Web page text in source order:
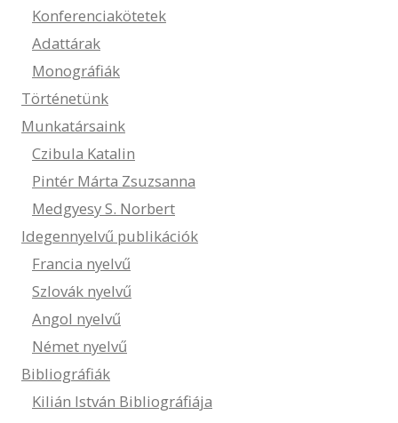
Konferenciakötetek
Adattárak
Monográfiák
Történetünk
Munkatársaink
Czibula Katalin
Pintér Márta Zsuzsanna
Medgyesy S. Norbert
Idegennyelvű publikációk
Francia nyelvű
Szlovák nyelvű
Angol nyelvű
Német nyelvű
Bibliográfiák
Kilián István Bibliográfiája